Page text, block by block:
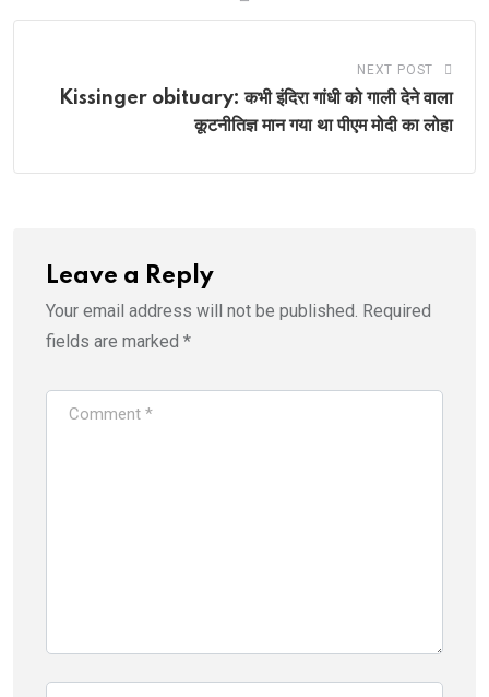
NEXT POST
Kissinger obituary: कभी इंदिरा गांधी को गाली देने वाला
कूटनीतिज्ञ मान गया था पीएम मोदी का लोहा
Leave a Reply
Your email address will not be published. Required
fields are marked *